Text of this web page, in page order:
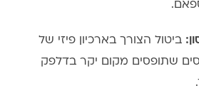
ביטול הצורך בארכיון פיזי של
שתופסים מקום יקר בדלפק